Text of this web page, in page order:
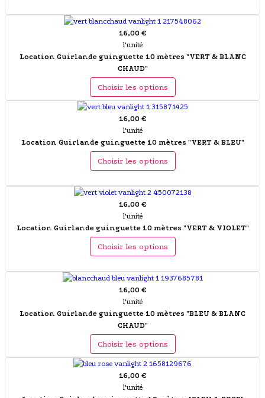
16,00 €
l'unité
Location Guirlande guinguette 10 mètres "VERT & BLANC
CHAUD"
Choisir les options
16,00 €
l'unité
Location Guirlande guinguette 10 mètres "VERT & BLEU"
Choisir les options
16,00 €
l'unité
Location Guirlande guinguette 10 mètres "VERT & VIOLET"
Choisir les options
16,00 €
l'unité
Location Guirlande guinguette 10 mètres "BLEU & BLANC
CHAUD"
Choisir les options
16,00 €
l'unité